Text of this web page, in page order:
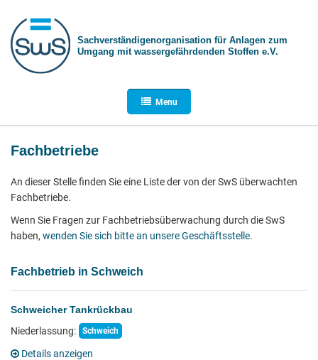
Sachverständigen­organisation für Anlagen zum
Umgang mit wasser­gefährdenden Stoffen e.V.
Menu
Fachbetriebe
An dieser Stelle finden Sie eine Liste der von der SwS überwachten
Fachbetriebe.
Wenn Sie Fragen zur Fachbetriebsüberwachung durch die SwS
haben, wenden Sie sich bitte an unsere Geschäftsstelle.
Fachbetrieb in Schweich
Schweicher Tankrückbau
Niederlassung:
Schweich
Details anzeigen